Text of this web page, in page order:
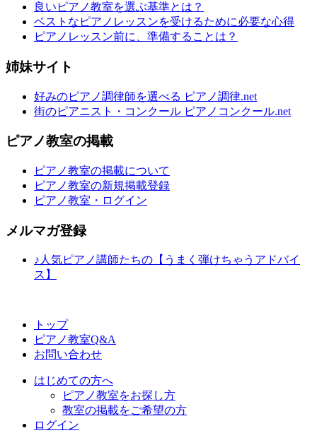
良いピアノ教室を選ぶ基準とは？
ベストなピアノレッスンを受けるために必要な心得
ピアノレッスン前に、準備することは？
姉妹サイト
好みのピアノ調律師を選べる ピアノ調律.net
街のピアニスト・コンクール ピアノコンクール.net
ピアノ教室の掲載
ピアノ教室の掲載について
ピアノ教室の新規掲載登録
ピアノ教室・ログイン
メルマガ登録
♪人気ピアノ講師たちの【うまく弾けちゃうアドバイ
ス】
トップ
ピアノ教室Q&A
お問い合わせ
はじめての方へ
ピアノ教室をお探し方
教室の掲載をご希望の方
ログイン